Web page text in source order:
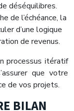
déséquilibres.
de l’échéance, la
d’une logique
de revenus.
processus itératif
que votre
de vos projets.
BILAN